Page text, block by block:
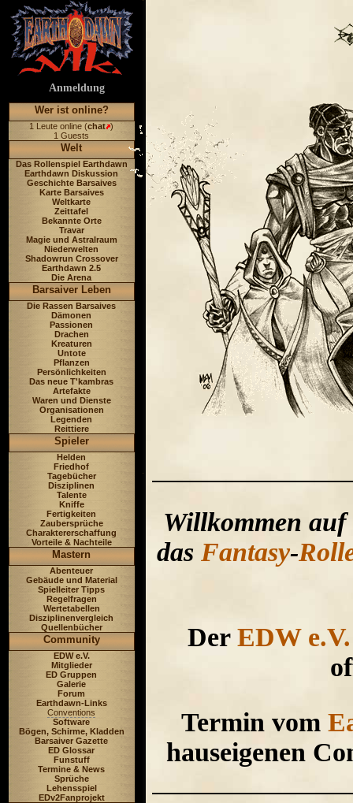
Anmeldung
Wer ist online?
1 Leute online (chat )
1 Guests
Welt
Das Rollenspiel Earthdawn
Earthdawn Diskussion
Geschichte Barsaives
Karte Barsaives
Weltkarte
Zeittafel
Bekannte Orte
Travar
Magie und Astralraum
Niederwelten
Shadowrun Crossover
Earthdawn 2.5
Die Arena
Barsaiver Leben
Die Rassen Barsaives
Dämonen
Passionen
Drachen
Kreaturen
Untote
Pflanzen
Persönlichkeiten
Das neue T'kambras
Artefakte
Waren und Dienste
Organisationen
Legenden
Reittiere
Spieler
Helden
Friedhof
Tagebücher
Disziplinen
Talente
Kniffe
Fertigkeiten
Zaubersprüche
Charaktererschaffung
Vorteile & Nachteile
Mastern
Abenteuer
Gebäude und Material
Spielleiter Tipps
Regelfragen
Wertetabellen
Disziplinenvergleich
Quellenbücher
Community
EDW e.V.
Mitglieder
ED Gruppen
Galerie
Forum
Earthdawn-Links
Conventions
Software
Bögen, Schirme, Kladden
Barsaiver Gazette
ED Glossar
Funstuff
Termine & News
Sprüche
Lehensspiel
EDv2Fanprojekt
Willkommen
das Fantasy-
Der EDW e.V.
Termin vom
hauseigenen